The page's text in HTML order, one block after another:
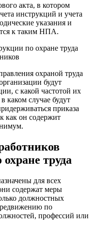
акта, в котором
инструкций и учета
указания и
к таким НПА.
охраной труда
будут
с какой частотой их
каком случае будут
приказа
как он содержит
труда
для всех
содержат меры
должностных
по
профессий или